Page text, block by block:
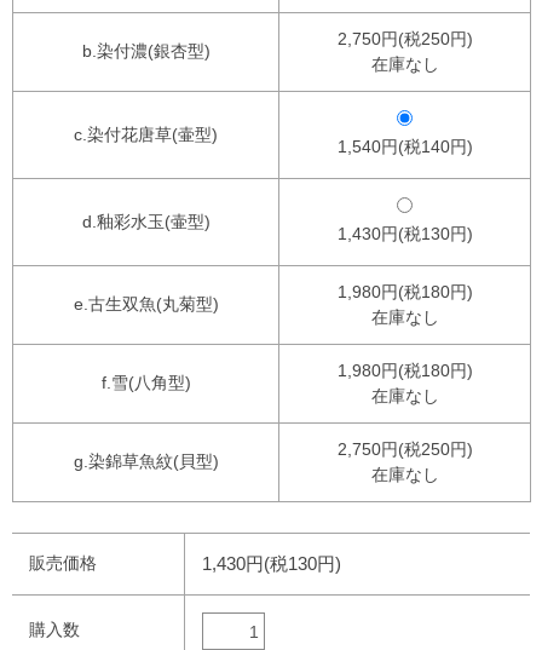
b.染付濃(銀杏型)
2,750円(税250円)
在庫なし
c.染付花唐草(壷型)
1,540円(税140円)
d.釉彩水玉(壷型)
1,430円(税130円)
e.古生双魚(丸菊型)
1,980円(税180円)
在庫なし
f.雪(八角型)
1,980円(税180円)
在庫なし
g.染錦草魚紋(貝型)
2,750円(税250円)
在庫なし
販売価格 1,430円(税130円)
購入数